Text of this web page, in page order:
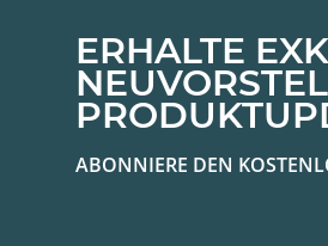
ERHALTE
ABONNIERE DEN